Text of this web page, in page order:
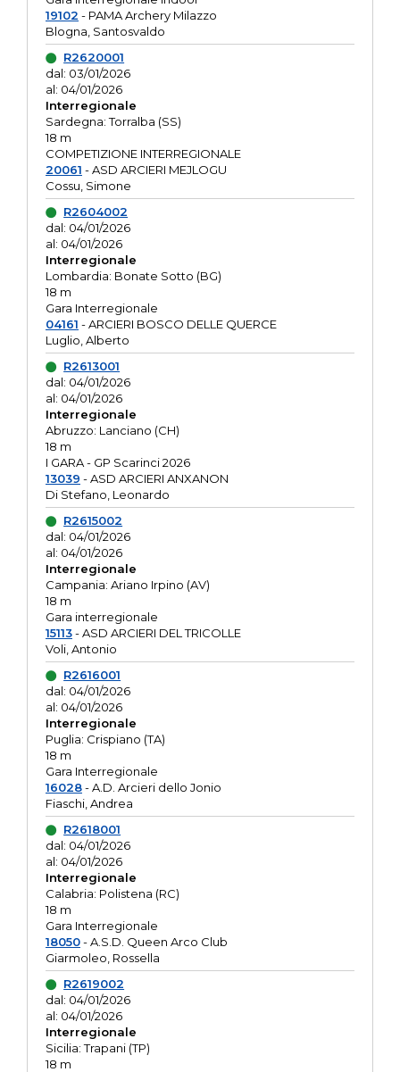
19102 - PAMA Archery Milazzo
Blogna, Santosvaldo
R2620001
dal: 03/01/2026
al: 04/01/2026
Interregionale
Sardegna: Torralba (SS)
18 m
COMPETIZIONE INTERREGIONALE
20061 - ASD ARCIERI MEJLOGU
Cossu, Simone
R2604002
dal: 04/01/2026
al: 04/01/2026
Interregionale
Lombardia: Bonate Sotto (BG)
18 m
Gara Interregionale
04161 - ARCIERI BOSCO DELLE QUERCE
Luglio, Alberto
R2613001
dal: 04/01/2026
al: 04/01/2026
Interregionale
Abruzzo: Lanciano (CH)
18 m
I GARA - GP Scarinci 2026
13039 - ASD ARCIERI ANXANON
Di Stefano, Leonardo
R2615002
dal: 04/01/2026
al: 04/01/2026
Interregionale
Campania: Ariano Irpino (AV)
18 m
Gara interregionale
15113- ASD ARCIERI DEL TRICOLLE
Voli, Antonio
R2616001
dal: 04/01/2026
al: 04/01/2026
Interregionale
Puglia: Crispiano (TA)
18 m
Gara Interregionale
16028- A.D. Arcieri dello Jonio
Fiaschi, Andrea
R2618001
dal: 04/01/2026
al: 04/01/2026
Interregionale
Calabria: Polistena (RC)
18 m
Gara Interregionale
18050- A.S.D. Queen Arco Club
Giarmoleo, Rossella
R2619002
dal: 04/01/2026
al: 04/01/2026
Interregionale
Sicilia: Trapani (TP)
18 m